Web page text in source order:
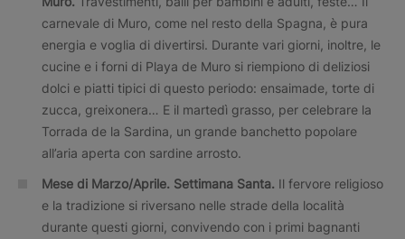
carnevale di Muro, come nel resto della Spagna, è pura
energia e voglia di divertirsi. Durante vari giorni, inoltre, le
cucine e i forni di Playa de Muro si riempiono di deliziosi
dolci e piatti tipici di questo periodo: ensaimade, torte di
zucca, greixonera… E il martedì grasso, per celebrare la
Torrada de la Sardina, un grande banchetto popolare
all’aria aperta con sardine arrosto.
Mese di Marzo/Aprile. Settimana Santa. Il fervore religioso
e la tradizione si riversano nelle strade della località
durante questi giorni, convivendo con i primi bagnanti